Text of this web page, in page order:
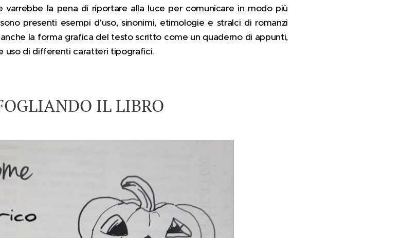
varrebbe la pena di riportare alla luce per comunicare in modo più
presenti esempi d'uso, sinonimi, etimologie e stralci di romanzi
la forma grafica del testo scritto come un quaderno di appunti,
uso di differenti caratteri tipografici.
IL LIBRO